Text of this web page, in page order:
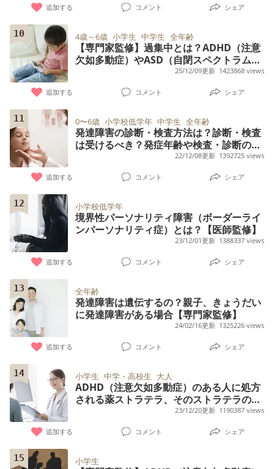
追加する コメント シェア
10 4歳～6歳 小学生 中学生 全年齢
【専門家監修】過集中とは？ADHD（注意
欠如多動症）やASD（自閉スペクトラム
症）との関連、声かけ無視への対策
25/12/09更新 1423868 views
追加する コメント シェア
11 0〜6歳 小学校低学年 中学生 全年齢
発達障害の診断・検査方法は？診断・検査
は受けるべき？発症年齢や検査・診断の方
法を紹介します【専門家監修】
22/12/08更新 1392725 views
追加する コメント シェア
12 小学校低学年
境界性パーソナリティ障害（ボーダーライ
ンパーソナリティ症）とは？【医師監修】
23/12/01更新 1388337 views
追加する コメント シェア
13 全年齢
発達障害は遺伝するの？親子、きょうだい
に発達障害がある場合【専門家監修】
24/02/16更新 1325226 views
追加する コメント シェア
14 小学生 中学・高校生 大人
ADHD（注意欠如多動症）のある人に処方
される薬ストラテラ、そのストラテラの効
果・副作用について詳しく解説します
23/12/20更新 1190387 views
追加する コメント シェア
15 小学生